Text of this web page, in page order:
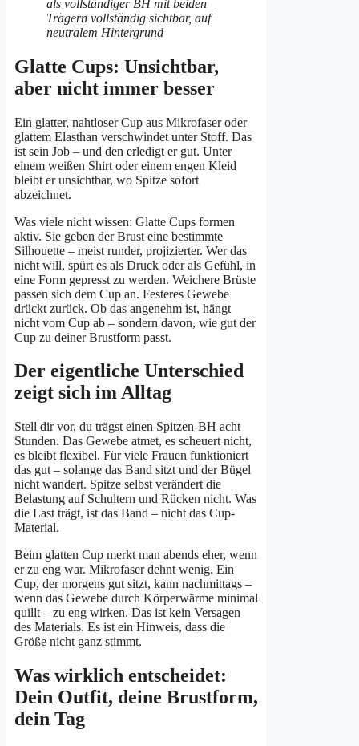
Glatte Cups: Unsichtbar,
aber nicht immer besser
Ein glatter, nahtloser Cup aus Mikrofaser oder
glattem Elasthan verschwindet unter Stoff. Das
ist sein Job – und den erledigt er gut. Unter
einem weißen Shirt oder einem engen Kleid
bleibt er unsichtbar, wo Spitze sofort
abzeichnet.
Was viele nicht wissen: Glatte Cups formen
aktiv. Sie geben der Brust eine bestimmte
Silhouette – meist runder, projizierter. Wer das
nicht will, spürt es als Druck oder als Gefühl, in
eine Form gepresst zu werden. Weichere Brüste
passen sich dem Cup an. Festeres Gewebe
drückt zurück. Ob das angenehm ist, hängt
nicht vom Cup ab – sondern davon, wie gut der
Cup zu deiner Brustform passt.
Der eigentliche Unterschied
zeigt sich im Alltag
Stell dir vor, du trägst einen Spitzen-BH acht
Stunden. Das Gewebe atmet, es scheuert nicht,
es bleibt flexibel. Für viele Frauen funktioniert
das gut – solange das Band sitzt und der Bügel
nicht wandert. Spitze selbst verändert die
Belastung auf Schultern und Rücken nicht. Was
die Last trägt, ist das Band – nicht das Cup-
Material.
Beim glatten Cup merkt man abends eher, wenn
er zu eng war. Mikrofaser dehnt wenig. Ein
Cup, der morgens gut sitzt, kann nachmittags –
wenn das Gewebe durch Körperwärme minimal
quillt – zu eng wirken. Das ist kein Versagen
des Materials. Es ist ein Hinweis, dass die
Größe nicht ganz stimmt.
Was wirklich entscheidet:
Dein Outfit, deine Brustform,
dein Tag